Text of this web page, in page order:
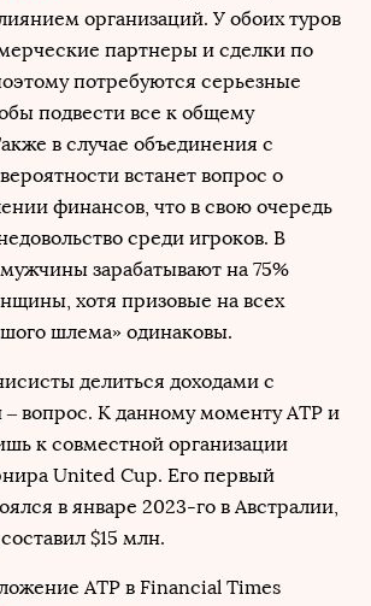
организаций. У обоих туров
партнеры и сделки по
потребуются серьезные
подвести все к общему
в случае объединения с
встанет вопрос о
финансов, что в свою очередь
среди игроков. В
зарабатывают на 75%
хотя призовые на всех
шлема» одинаковы.
делиться доходами с
вопрос. К данному моменту ATP и
к совместной организации
United Сup. Его первый
в январе 2023-го в Австралии,
$15 млн.
ATP в Financial Times